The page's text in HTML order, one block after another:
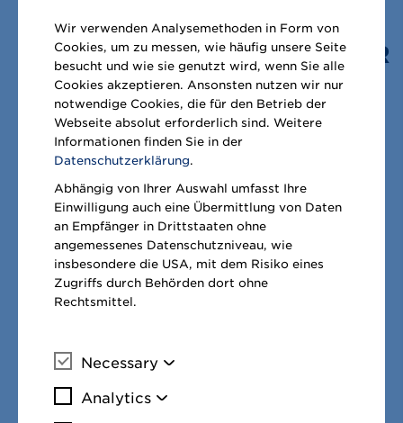
DIE VERGÜTUNG DER
AUFSICHTSRATSMITGLIEDER
Die Gesamtvergütung sämtlicher
Mitglieder des Aufsichtsrats für das
Geschäftsjahr 2021/22 beträgt
(2020/21:2,3 Mio. €).
Im Geschäftsjahr 2021/22 wurden weder
Kredite an Mitglieder des Aufsichtsrats
gewährt noch bestanden
Aufsichtsratsmitglieder sind im
Wir verwenden Analysemethoden in Form von
Cookies, um zu messen, wie häufig unsere Seite
besucht und wie sie genutzt wird, wenn Sie alle
Cookies akzeptieren. Ansonsten nutzen wir nur
notwendige Cookies, die für den Betrieb der
Webseite absolut erforderlich sind. Weitere
Informationen finden Sie in der
Datenschutzerklärung.
Abhängig von Ihrer Auswahl umfasst Ihre
Einwilligung auch eine Übermittlung von Daten
an Empfänger in Drittstaaten ohne
angemessenes Datenschutzniveau, wie
insbesondere die USA, mit dem Risiko eines
Zugriffs durch Behörden dort ohne
Rechtsmittel.
Necessary Mehr Informationen
Analytics Mehr Informationen